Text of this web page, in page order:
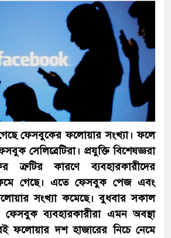
ফেসবুকের ফলোয়ার সংখ্যা। ফলে
সেলিব্রেটিরা। প্রযুক্তি বিশেষজ্ঞরা
ত্রুটির কারণে ব্যবহারকারীদের
গেছে। এতে ফেসবুক পেজ এবং
সংখ্যা কমেছে। বুধবার সকাল
ফেসবুক ব্যবহারকারীরা এমন অবস্থা
ফলোয়ার দশ হাজারের নিচে নেমে